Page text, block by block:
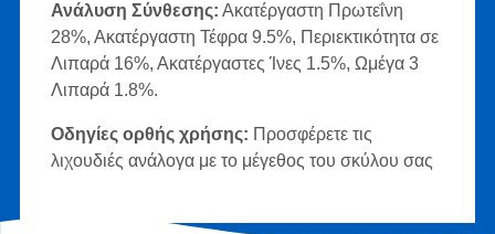
Ανάλυση Σύνθεσης: Ακατέργαστη Πρωτεΐνη
28%, Ακατέργαστη Τέφρα 9.5%, Περιεκτικότητα σε
Λιπαρά 16%, Ακατέργαστες Ίνες 1.5%, Ωμέγα 3
Λιπαρά 1.8%.
Οδηγίες ορθής χρήσης: Προσφέρετε τις
λιχουδιές ανάλογα με το μέγεθος του σκύλου σας